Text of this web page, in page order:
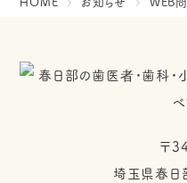
〒
埼玉県春